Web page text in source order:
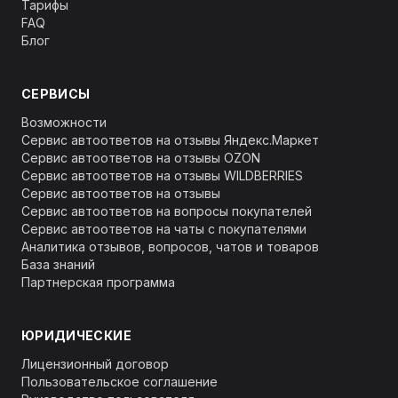
Тарифы
FAQ
Блог
СЕРВИСЫ
Возможности
Сервис автоответов на отзывы Яндекс.Маркет
Сервис автоответов на отзывы OZON
Сервис автоответов на отзывы WILDBERRIES
Сервис автоответов на отзывы
Сервис автоответов на вопросы покупателей
Сервис автоответов на чаты с покупателями
Аналитика отзывов, вопросов, чатов и товаров
База знаний
Партнерская программа
ЮРИДИЧЕСКИЕ
Лицензионный договор
Пользовательское соглашение